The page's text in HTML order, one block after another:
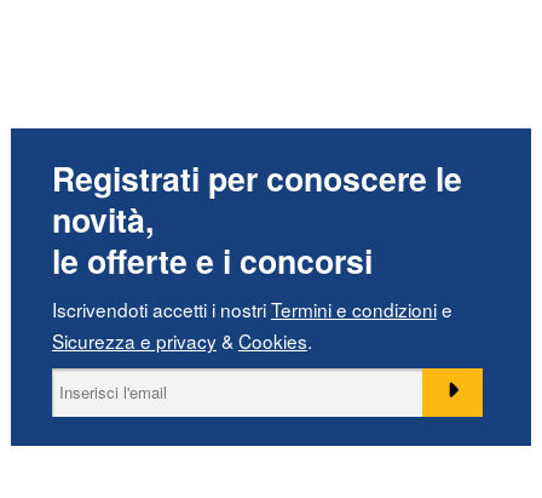
Registrati per conoscere le
novità,
le offerte e i concorsi
Iscrivendoti accetti i nostriTermini e condizionie
Sicurezza e privacy& Cookies.